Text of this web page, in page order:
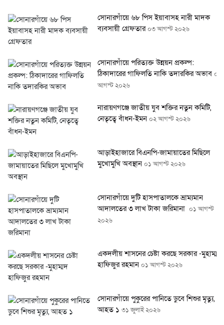
সোনারগাঁয়ে ৬৮ পিস ইয়াবাসহ নারী মাদক
ব্যবসায়ী গ্রেফতার০৩ আগস্ট ২০২৬
সোনারগাঁয়ে পরিত্যক্ত উন্নয়ন প্রকল্প:
ঠিকাদারের গাফিলতি নাকি তদারকির অভাব০২
আগস্ট ২০২৬
নারায়ণগঞ্জে জাতীয় যুব শক্তির নতুন কমিটি,
নেতৃত্বে বাঁধন-ইমন০২ আগস্ট ২০২৬
আড়াইহাজারে বিএনপি-জামায়াতের মিছিলে
মুখোমুখি অবস্থান০১ আগস্ট ২০২৬
সোনারগাঁয়ে দুটি হাসপাতালকে ভ্রাম্যমান
আদালতের ৩ লাখ টাকা জরিমানা০১ আগস্ট
২০২৬
একদলীয় শাসনের চেষ্টা করছে সরকার -মুহাম্মদ
হাফিজুর রহমান০১ আগস্ট ২০২৬
সোনারগাঁয়ে পুকুরের পানিতে ডুবে শিশুর মৃত্যু,
আহত ১৩১ জুলাই ২০২৬